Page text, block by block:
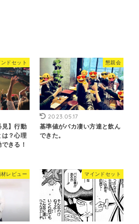
ドセット
見】行動
は？心理
きる！
懇親会
2023.05.17
基準値がバカ凄い方達と飲ん
できた。
レビュー マインドセット